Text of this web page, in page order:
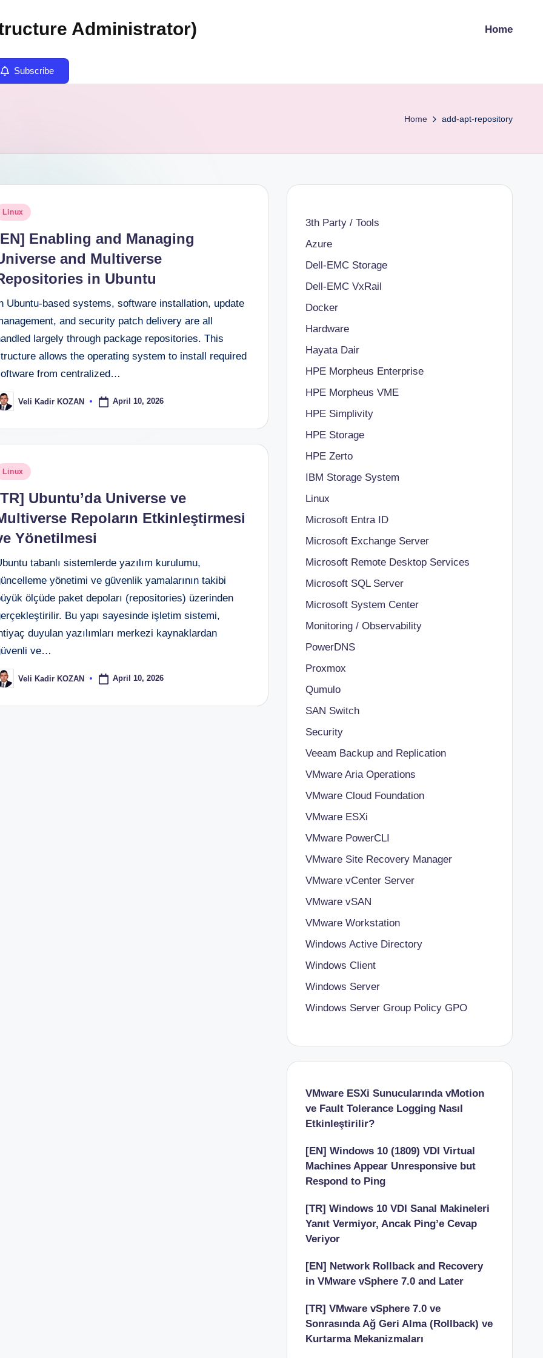
Administrator) Home
Subscribe
Home add-apt-repository
Linux
Enabling and Managing
and Multiverse
in Ubuntu
Ubuntu-based systems, software installation, update
and security patch delivery are all
largely through package repositories. This
allows the operating system to install required
from centralized…
Veli Kadir KOZAN April 10, 2026
Linux
Ubuntu’da Universe ve
Repoların Etkinleştirmesi
Yönetilmesi
tabanlı sistemlerde yazılım kurulumu,
yönetimi ve güvenlik yamalarının takibi
ölçüde paket depoları (repositories) üzerinden
Bu yapı sayesinde işletim sistemi,
duyulan yazılımları merkezi kaynaklardan
ve…
Veli Kadir KOZAN April 10, 2026
3th Party / Tools
Azure
Dell-EMC Storage
Dell-EMC VxRail
Docker
Hardware
Hayata Dair
HPE Morpheus Enterprise
HPE Morpheus VME
HPE Simplivity
HPE Storage
HPE Zerto
IBM Storage System
Linux
Microsoft Entra ID
Microsoft Exchange Server
Microsoft Remote Desktop Services
Microsoft SQL Server
Microsoft System Center
Monitoring / Observability
PowerDNS
Proxmox
Qumulo
SAN Switch
Security
Veeam Backup and Replication
VMware Aria Operations
VMware Cloud Foundation
VMware ESXi
VMware PowerCLI
VMware Site Recovery Manager
VMware vCenter Server
VMware vSAN
VMware Workstation
Windows Active Directory
Windows Client
Windows Server
Windows Server Group Policy GPO
VMware ESXi Sunucularında vMotion
ve Fault Tolerance Logging Nasıl
Etkinleştirilir?
[EN] Windows 10 (1809) VDI Virtual
Machines Appear Unresponsive but
Respond to Ping
[TR] Windows 10 VDI Sanal Makineleri
Yanıt Vermiyor, Ancak Ping’e Cevap
Veriyor
[EN] Network Rollback and Recovery
in VMware vSphere 7.0 and Later
[TR] VMware vSphere 7.0 ve
Sonrasında Ağ Geri Alma (Rollback) ve
Kurtarma Mekanizmaları